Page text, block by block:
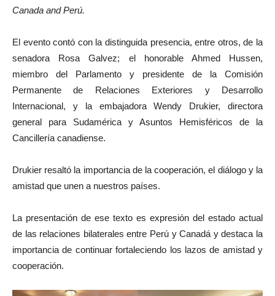
Canada and Perú.
El evento contó con la distinguida presencia, entre otros, de la
senadora Rosa Galvez; el honorable Ahmed Hussen,
miembro del Parlamento y presidente de la Comisión
Permanente de Relaciones Exteriores y Desarrollo
Internacional, y la embajadora Wendy Drukier, directora
general para Sudamérica y Asuntos Hemisféricos de la
Cancillería canadiense.
Drukier resaltó la importancia de la cooperación, el diálogo y la
amistad que unen a nuestros países.
La presentación de ese texto es expresión del estado actual
de las relaciones bilaterales entre Perú y Canadá y destaca la
importancia de continuar fortaleciendo los lazos de amistad y
cooperación.